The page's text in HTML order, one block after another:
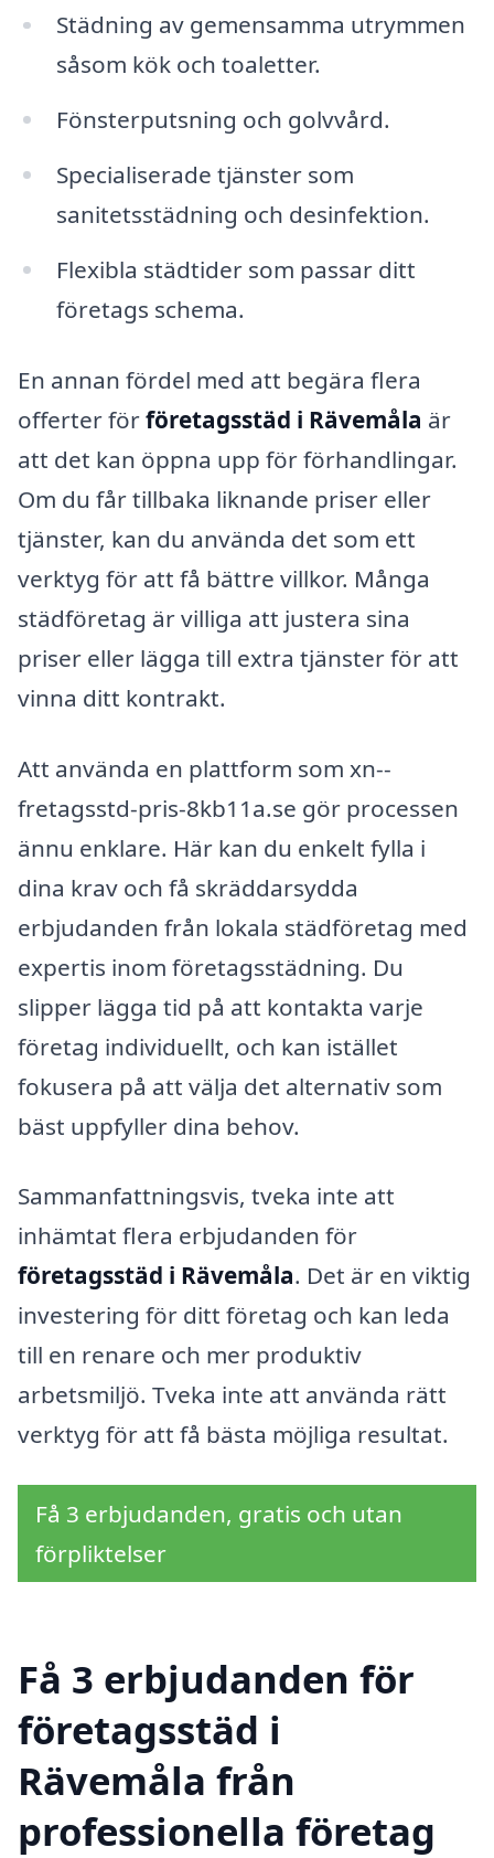
Städning av gemensamma utrymmen
såsom kök och toaletter.
Fönsterputsning och golvvård.
Specialiserade tjänster som
sanitetsstädning och desinfektion.
Flexibla städtider som passar ditt
företags schema.
En annan fördel med att begära flera
offerter förföretagsstäd i Rävemåla är
att det kan öppna upp för förhandlingar.
Om du får tillbaka liknande priser eller
tjänster, kan du använda det som ett
verktyg för att få bättre villkor. Många
städföretag är villiga att justera sina
priser eller lägga till extra tjänster för att
vinna ditt kontrakt.
Att använda en plattform som xn--
fretagsstd-pris-8kb11a.se gör processen
ännu enklare. Här kan du enkelt fylla i
dina krav och få skräddarsydda
erbjudanden från lokala städföretag med
expertis inom företagsstädning. Du
slipper lägga tid på att kontakta varje
företag individuellt, och kan istället
fokusera på att välja det alternativ som
bäst uppfyller dina behov.
Sammanfattningsvis, tveka inte att
inhämtat flera erbjudanden för
företagsstäd i Rävemåla. Det är en viktig
investering för ditt företag och kan leda
till en renare och mer produktiv
arbetsmiljö. Tveka inte att använda rätt
verktyg för att få bästa möjliga resultat.
Få 3 erbjudanden, gratis och utan
förpliktelser
Få 3 erbjudanden för
företagsstäd i
Rävemåla från
professionella företag